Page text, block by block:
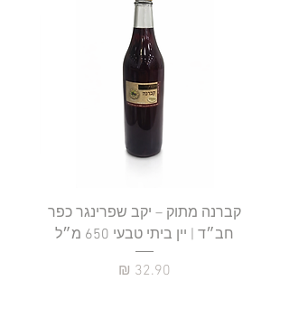
קברנה מתוק – יקב שפרינגר כפר
חב״ד | יין ביתי טבעי 650 מ״ל
מחיר